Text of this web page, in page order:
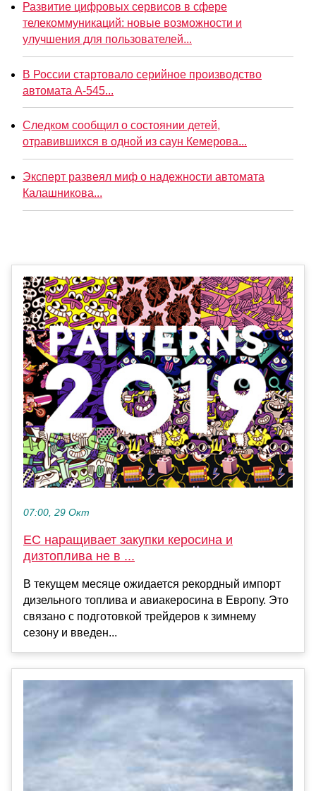
Развитие цифровых сервисов в сфере
телекоммуникаций: новые возможности и
улучшения для пользователей...
В России стартовало серийное производство
автомата А-545...
Следком сообщил о состоянии детей,
отравившихся в одной из саун Кемерова...
Эксперт развеял миф о надежности автомата
Калашникова...
07:00, 29 Окт
ЕС наращивает закупки керосина и
дизтоплива не в ...
В текущем месяце ожидается рекордный импорт
дизельного топлива и авиакеросина в Европу. Это
связано с подготовкой трейдеров к зимнему
сезону и введен...